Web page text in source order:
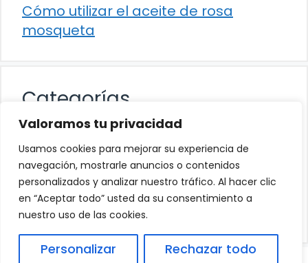
Valoramos tu privacidad
Usamos cookies para mejorar su experiencia de
navegación, mostrarle anuncios o contenidos
personalizados y analizar nuestro tráfico. Al hacer clic
en “Aceptar todo” usted da su consentimiento a
nuestro uso de las cookies.
Personalizar Rechazar todo
Cómo utilizar el aceite de rosa
mosqueta
Categorías
Alimentación
Destacados
Hogar
Salud